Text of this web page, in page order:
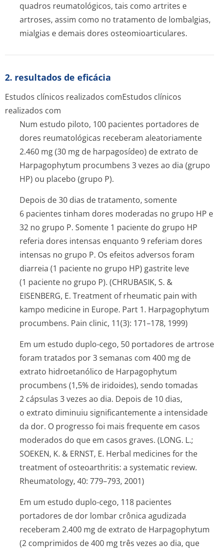
quadros reumatológicos, tais como artrites e
artroses, assim como no tratamento de lombalgias,
mialgias e demais dores osteomioarticu­lares.
2. resultados de eficácia
Estudos clínicos realizados comEstudos clínicos
realizados com
Num estudo piloto, 100 pacientes portadores de
dores reumatológicas receberam aleatoriamente
2.460 mg (30 mg de harpagosídeo) de extrato de
Harpagophytum procumbens 3 vezes ao dia (grupo
HP) ou placebo (grupo P).
Depois de 30 dias de tratamento, somente
6 pacientes tinham dores moderadas no grupo HP e
32 no grupo P. Somente 1 paciente do grupo HP
referia dores intensas enquanto 9 referiam dores
intensas no grupo P. Os efeitos adversos foram
diarreia (1 paciente no grupo HP) gastrite leve
(1 paciente no grupo P). (CHRUBASIK, S. &
EISENBERG, E. Treatment of rheumatic pain with
kampo medicine in Europe. Part 1. Harpagophytum
procumbens. Pain clinic, 11(3): 171–178, 1999)
Em um estudo duplo-cego, 50 portadores de artrose
foram tratados por 3 semanas com 400 mg de
extrato hidroetanólico de Harpagophytum
procumbens (1,5% de iridoides), sendo tomadas
2 cápsulas 3 vezes ao dia. Depois de 10 dias,
o extrato diminuiu significantemente a intensidade
da dor. O progresso foi mais frequente em casos
moderados do que em casos graves. (LONG. L.;
SOEKEN, K. & ERNST, E. Herbal medicines for the
treatment of osteoarthritis: a systematic review.
Rheumatology, 40: 779–793, 2001)
Em um estudo duplo-cego, 118 pacientes
portadores de dor lombar crônica agudizada
receberam 2.400 mg de extrato de Harpagophytum
(2 comprimidos de 400 mg três vezes ao dia, que